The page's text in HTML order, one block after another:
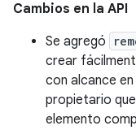
Cambios en la API
Se agregó
crear
con alcance
propietario
elemento